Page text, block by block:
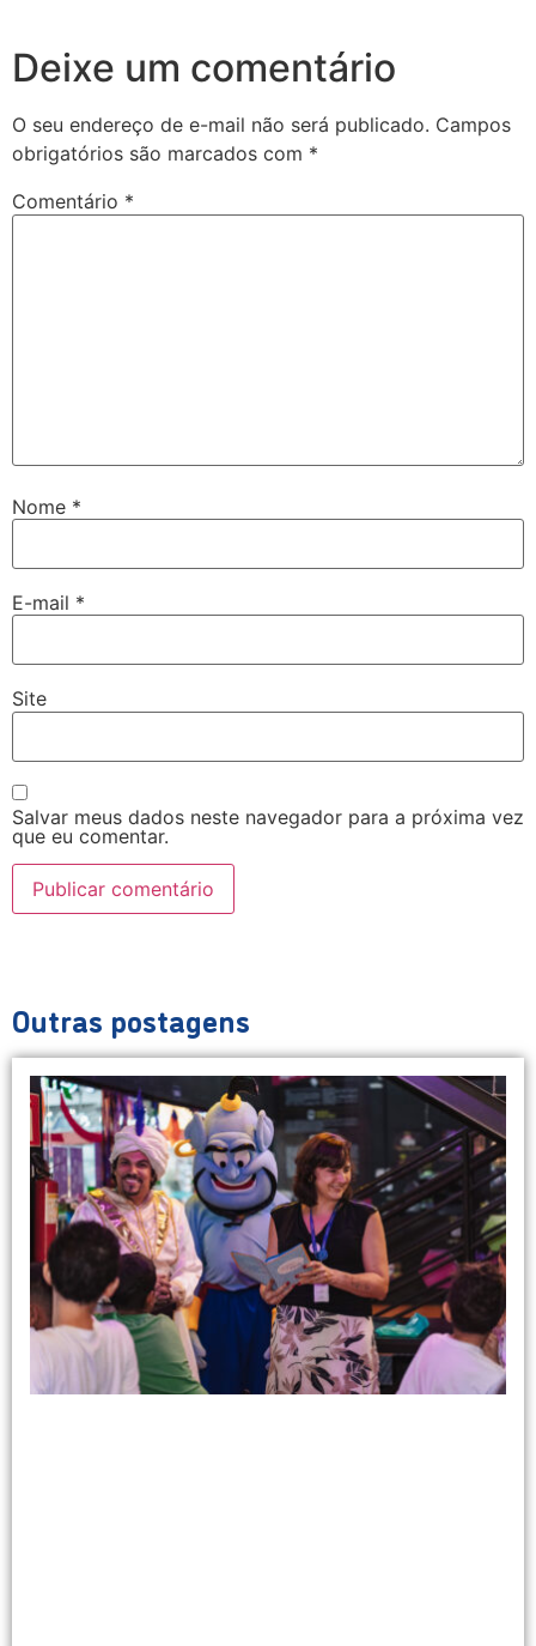
Deixe um comentário
O seu endereço de e-mail não será publicado. Campos
obrigatórios são marcados com *
Comentário *
Nome *
E-mail *
Site
Salvar meus dados neste navegador para a próxima vez
que eu comentar.
Outras postagens